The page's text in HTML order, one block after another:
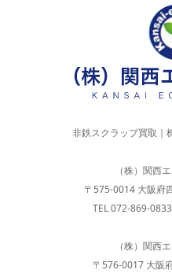
非鉄スクラップ買取｜
（株）関西
〒575-0014 大阪府
TEL 072-869-
（株）関西
〒576-0017 大阪